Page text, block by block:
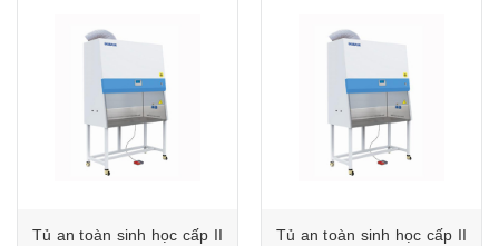
Tủ an toàn sinh học cấp II
Tủ an toàn sinh học cấp II